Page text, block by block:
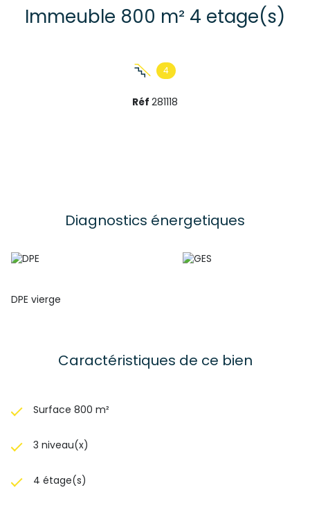
Immeuble 800 m² 4 etage(s)
4
Réf 281118
Diagnostics énergetiques
DPE vierge
Caractéristiques de ce bien
Surface 800 m²
3 niveau(x)
4 étage(s)